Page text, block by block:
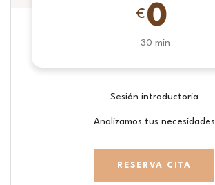
€ 0
30 min
Sesión introductoria
Analizamos tus necesidades
RESERVA CITA